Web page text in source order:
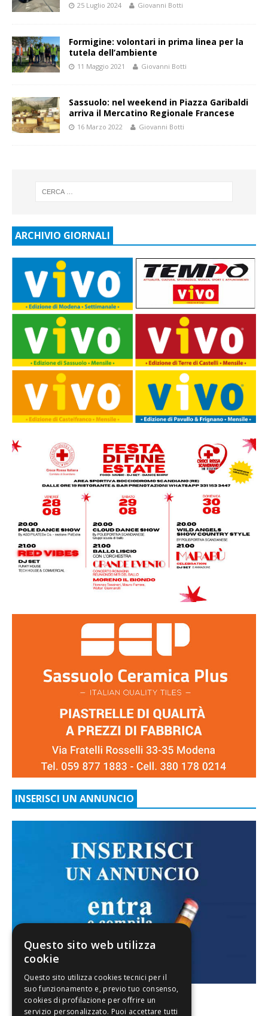
25 Luglio 2024 Giovanni Botti
Formigine: volontari in prima linea per la
tutela dell’ambiente
11 Maggio 2021 Giovanni Botti
Sassuolo: nel weekend in Piazza Garibaldi
arriva il Mercatino Regionale Francese
16 Marzo 2022 Giovanni Botti
ARCHIVIO GIORNALI
INSERISCI UN ANNUNCIO
Questo sito web utilizza
cookie